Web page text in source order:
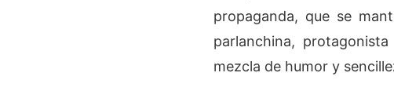
propaganda, que se
parlanchina,
mezcla de humor y